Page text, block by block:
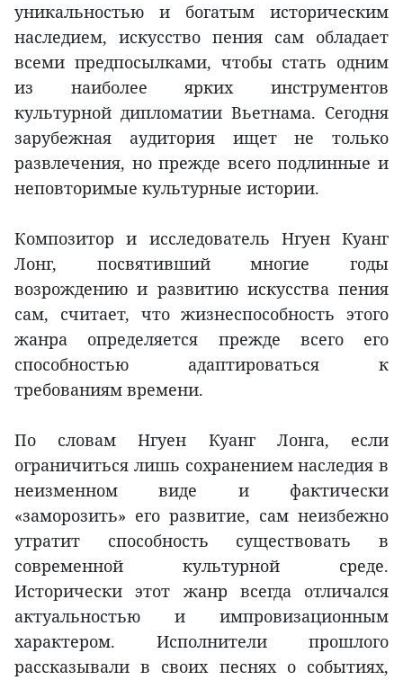
уникальностью и богатым историческим
наследием, искусство пения сам обладает
всеми предпосылками, чтобы стать одним
из наиболее ярких инструментов
культурной дипломатии Вьетнама. Сегодня
зарубежная аудитория ищет не только
развлечения, но прежде всего подлинные и
неповторимые культурные истории.
Композитор и исследователь Нгуен Куанг
Лонг, посвятивший многие годы
возрождению и развитию искусства пения
сам, считает, что жизнеспособность этого
жанра определяется прежде всего его
способностью адаптироваться к
требованиям времени.
По словам Нгуен Куанг Лонга, если
ограничиться лишь сохранением наследия в
неизменном виде и фактически
«заморозить» его развитие, сам неизбежно
утратит способность существовать в
современной культурной среде.
Исторически этот жанр всегда отличался
актуальностью и импровизационным
характером. Исполнители прошлого
рассказывали в своих песнях о событиях,